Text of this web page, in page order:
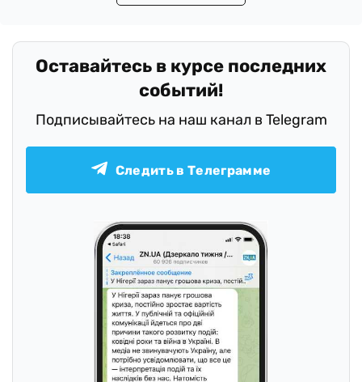
Оставайтесь в курсе последних
событий!
Подписывайтесь на наш канал в Telegram
Следить в Телеграмме